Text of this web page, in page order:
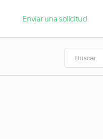
Enviar una solicitud